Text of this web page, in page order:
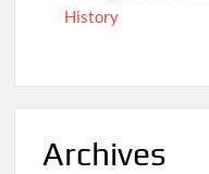
History
Archives